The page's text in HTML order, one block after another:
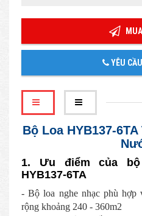
YÊU
Bộ Loa HYB137-
1. Ưu điểm của
HYB137-6TA
- Bộ loa nghe nhạc phù hợp
rộng khoảng 240 - 360m2